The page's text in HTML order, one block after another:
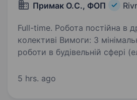
Примак О.С., ФОП
Full-time. Робота постійна в дружньому
колективі Вимоги: З
роботи в будівельній сфері
мереж) Умови роботи:
5 hrs. ago